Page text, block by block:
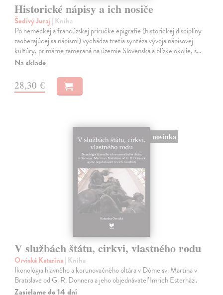
Historické nápisy a ich nosiče
Šedivý Juraj | Kniha
Po nemeckej a francúzskej príručke epigrafie (historickej disciplíny
zaoberajúcej sa nápismi) vychádza tretia syntéza vývoja nápisovej
kultúry, primárne zameraná na územie Slovenska a blízke okolie, s…
Na sklade
28,30 €
novinka
V službách štátu, cirkvi, vlastného rodu
Orviská Katarína| Kniha
Ikonológia hlavného a korunovačného oltára v Dóme sv. Martina v
Bratislave od G. R. Donnera a jeho objednávateľ Imrich Esterházi.
Zasielame do 14 dní